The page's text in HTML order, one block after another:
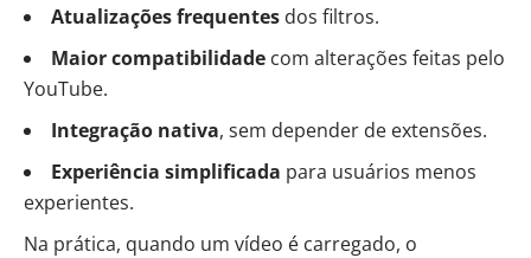
Atualizações frequentes dos filtros.
Maior compatibilidade com alterações feitas pelo
YouTube.
Integração nativa, sem depender de extensões.
Experiência simplificada para usuários menos
experientes.
Na prática, quando um vídeo é carregado, o